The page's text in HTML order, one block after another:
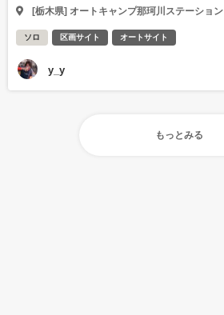
[栃木県] オートキャンプ那珂川ステーション
ソロ 区画サイト オートサイト
y_y
もっとみる